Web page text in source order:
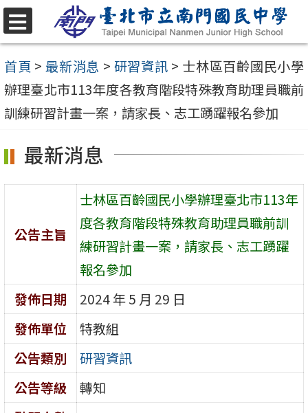
跳
至
主
要
內
區
選
單
首頁 > 最新消息 > 研習資訊 > 士林區百齡國民小學
辦理臺北市113年度各教育階段特殊教育助理員職前
訓練研習計畫一案，請家長、志工踴躍報名參加
最新消息
公告主旨
士林區百齡國民小學辦理臺北市113年
度各教育階段特殊教育助理員職前訓
練研習計畫一案，請家長、志工踴躍
報名參加
發佈日期
2024 年 5 月 29 日
發佈單位
特教組
公告類別
研習資訊
公告等級
轉知